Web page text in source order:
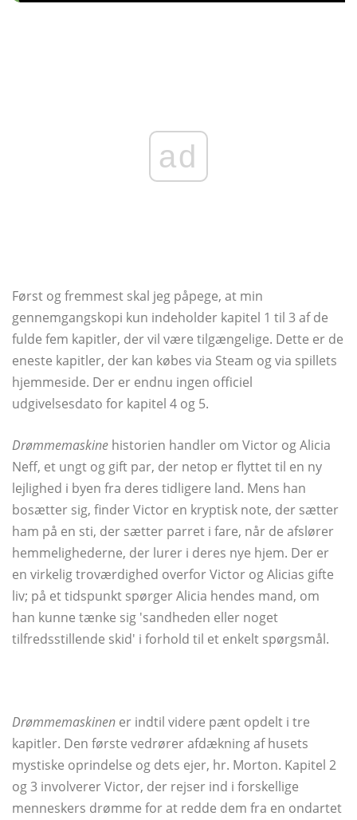
ad
Først og fremmest skal jeg påpege, at min
gennemgangskopi kun indeholder kapitel 1 til 3 af de
fulde fem kapitler, der vil være tilgængelige. Dette er de
eneste kapitler, der kan købes via Steam og via spillets
hjemmeside. Der er endnu ingen officiel
udgivelsesdato for kapitel 4 og 5.
Drømmemaskine historien handler om Victor og Alicia
Neff, et ungt og gift par, der netop er flyttet til en ny
lejlighed i byen fra deres tidligere land. Mens han
bosætter sig, finder Victor en kryptisk note, der sætter
ham på en sti, der sætter parret i fare, når de afslører
hemmelighederne, der lurer i deres nye hjem. Der er
en virkelig troværdighed overfor Victor og Alicias gifte
liv; på et tidspunkt spørger Alicia hendes mand, om
han kunne tænke sig 'sandheden eller noget
tilfredsstillende skid' i forhold til et enkelt spørgsmål.
Drømmemaskinen er indtil videre pænt opdelt i tre
kapitler. Den første vedrører afdækning af husets
mystiske oprindelse og dets ejer, hr. Morton. Kapitel 2
og 3 involverer Victor, der rejser ind i forskellige
menneskers drømme for at redde dem fra en ondartet